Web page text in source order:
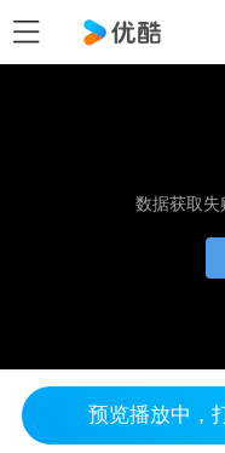
数据获取失
预览播放中，